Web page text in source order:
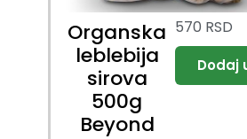
Organska
leblebija
sirova
500g
Beyond
570 RSD